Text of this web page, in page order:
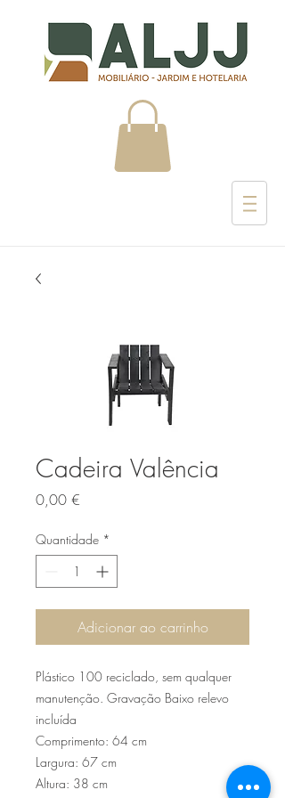
Cadeira Valência
0,00 €
Quantidade *
Adicionar ao carrinho
Plástico 100 reciclado, sem qualquer
manutenção. Gravação Baixo relevo
incluída
Comprimento: 64 cm
Largura: 67 cm
Altura: 38 cm